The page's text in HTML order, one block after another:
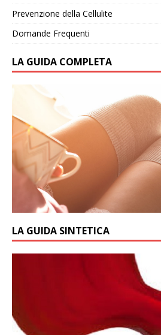
Prevenzione della Cellulite
Domande Frequenti
LA GUIDA COMPLETA
LA GUIDA SINTETICA